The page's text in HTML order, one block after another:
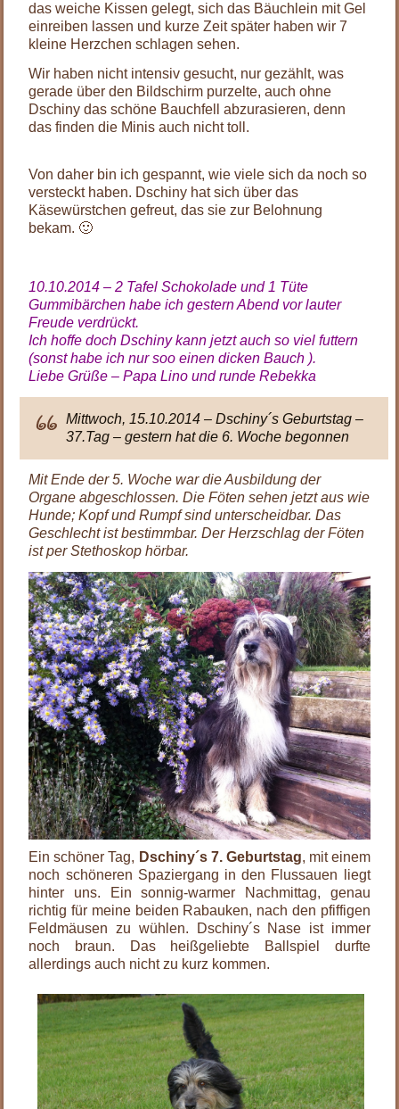
das weiche Kissen gelegt, sich das Bäuchlein mit Gel
einreiben lassen und kurze Zeit später haben wir 7
kleine Herzchen schlagen sehen.
Wir haben nicht intensiv gesucht, nur gezählt, was
gerade über den Bildschirm purzelte, auch ohne
Dschiny das schöne Bauchfell abzurasieren, denn
das finden die Minis auch nicht toll.
Von daher bin ich gespannt, wie viele sich da noch so
versteckt haben. Dschiny hat sich über das
Käsewürstchen gefreut, das sie zur Belohnung
bekam. 🙂
10.10.2014 – 2 Tafel Schokolade und 1 Tüte
Gummibärchen habe ich gestern Abend vor lauter
Freude verdrückt.
Ich hoffe doch Dschiny kann jetzt auch so viel futtern
(sonst habe ich nur soo einen dicken Bauch ).
Liebe Grüße – Papa Lino und runde Rebekka
Mittwoch, 15.10.2014 – Dschiny´s Geburtstag –
37.Tag – gestern hat die 6. Woche begonnen
Mit Ende der 5. Woche war die Ausbildung der
Organe abgeschlossen. Die Föten sehen jetzt aus wie
Hunde; Kopf und Rumpf sind unterscheidbar. Das
Geschlecht ist bestimmbar. Der Herzschlag der Föten
ist per Stethoskop hörbar.
Ein schöner Tag, Dschiny´s 7. Geburtstag, mit einem
noch schöneren Spaziergang in den Flussauen liegt
hinter uns. Ein sonnig-warmer Nachmittag, genau
richtig für meine beiden Rabauken, nach den pfiffigen
Feldmäusen zu wühlen. Dschiny´s Nase ist immer
noch braun. Das heißgeliebte Ballspiel durfte
allerdings auch nicht zu kurz kommen.